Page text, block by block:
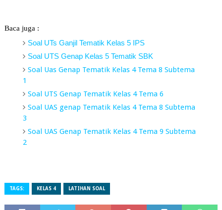
Baca juga :
Soal UTs Ganjil Tematik Kelas 5 IPS
Soal UTS Genap Kelas 5 Tematik SBK
Soal Uas Genap Tematik Kelas 4 Tema 8 Subtema
1
Soal UTS Genap Tematik Kelas 4 Tema 6
Soal UAS genap Tematik Kelas 4 Tema 8 Subtema
3
Soal UAS Genap Tematik Kelas 4 Tema 9 Subtema
2
TAGS: KELAS 4 LATIHAN SOAL